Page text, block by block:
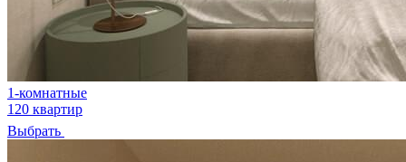
1-комнатные
120 квартир
Выбрать